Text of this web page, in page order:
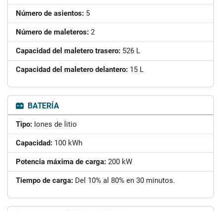
Número de asientos: 5
Número de maleteros: 2
Capacidad del maletero trasero: 526 L
Capacidad del maletero delantero: 15 L
BATERÍA
Tipo: Iones de litio
Capacidad: 100 kWh
Potencia máxima de carga: 200 kW
Tiempo de carga: Del 10% al 80% en 30 minutos.